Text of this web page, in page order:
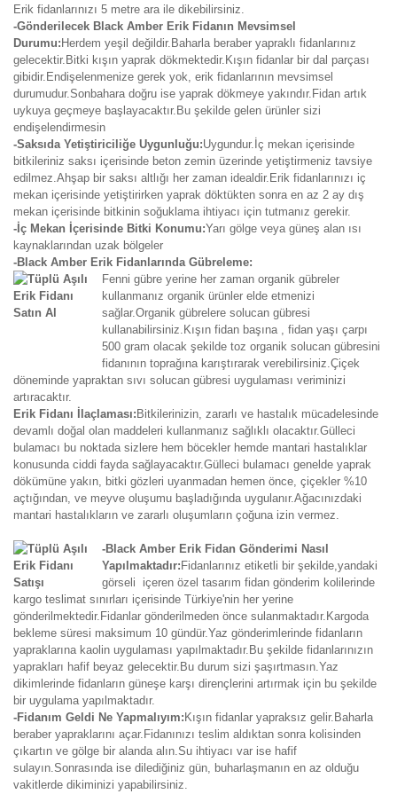
Erik fidanlarınızı 5 metre ara ile dikebilirsiniz.
-Gönderilecek Black Amber Erik Fidanın Mevsimsel
Durumu: Herdem yeşil değildir.Baharla beraber yapraklı fidanlarınız
gelecektir.Bitki kışın yaprak dökmektedir.Kışın fidanlar bir dal parçası
gibidir.Endişelenmenize gerek yok, erik fidanlarının mevsimsel
durumudur.Sonbahara doğru ise yaprak dökmeye yakındır.Fidan artık
uykuya geçmeye başlayacaktır.Bu şekilde gelen ürünler sizi
endişelendirmesin
-Saksıda Yetiştiriciliğe Uygunluğu:Uygundur.İç mekan içerisinde
bitkileriniz saksı içerisinde beton zemin üzerinde yetiştirmeniz tavsiye
edilmez.Ahşap bir saksı altlığı her zaman idealdir.Erik fidanlarınızı iç
mekan içerisinde yetiştirirken yaprak döktükten sonra en az 2 ay dış
mekan içerisinde bitkinin soğuklama ihtiyacı için tutmanız gerekir.
-İç Mekan İçerisinde Bitki Konumu:Yarı gölge veya güneş alan ısı
kaynaklarından uzak bölgeler
-Black Amber Erik Fidanlarında Gübreleme:
Fenni gübre yerine her zaman organik gübreler
kullanmanız organik ürünler elde etmenizi
sağlar.Organik gübrelere solucan gübresi
kullanabilirsiniz.Kışın fidan başına , fidan yaşı çarpı
500 gram olacak şekilde toz organik solucan gübresini
fidanının toprağına karıştırarak verebilirsiniz.Çiçek
döneminde yapraktan sıvı solucan gübresi uygulaması veriminizi
artıracaktır.
Erik Fidanı İlaçlaması: Bitkilerinizin, zararlı ve hastalık mücadelesinde
devamlı doğal olan maddeleri kullanmanız sağlıklı olacaktır.Gülleci
bulamacı bu noktada sizlere hem böcekler hemde mantari hastalıklar
konusunda ciddi fayda sağlayacaktır.Gülleci bulamacı genelde yaprak
dökümüne yakın, bitki gözleri uyanmadan hemen önce, çiçekler %10
açtığından, ve meyve oluşumu başladığında uygulanır.Ağacınızdaki
mantari hastalıkların ve zararlı oluşumların çoğuna izin vermez.
-Black Amber Erik Fidan Gönderimi Nasıl
Yapılmaktadır: Fidanlarınız etiketli bir şekilde,yandaki
görseli içeren özel tasarım fidan gönderim kolilerinde
kargo teslimat sınırları içerisinde Türkiye'nin her yerine
gönderilmektedir.Fidanlar gönderilmeden önce sulanmaktadır.Kargoda
bekleme süresi maksimum 10 gündür.Yaz gönderimlerinde fidanların
yapraklarına kaolin uygulaması yapılmaktadır.Bu şekilde fidanlarınızın
yaprakları hafif beyaz gelecektir.Bu durum sizi şaşırtmasın.Yaz
dikimlerinde fidanların güneşe karşı dirençlerini artırmak için bu şekilde
bir uygulama yapılmaktadır.
-Fidanım Geldi Ne Yapmalıyım: Kışın fidanlar yapraksız gelir.Baharla
beraber yapraklarını açar.Fidanınızı teslim aldıktan sonra kolisinden
çıkartın ve gölge bir alanda alın.Su ihtiyacı var ise hafif
sulayın.Sonrasında ise dilediğiniz gün, buharlaşmanın en az olduğu
vakitlerde dikiminizi yapabilirsiniz.